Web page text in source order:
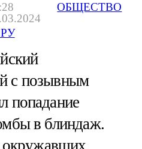
ОБЩЕСТВО
с позывным
попадание
в блиндаж.